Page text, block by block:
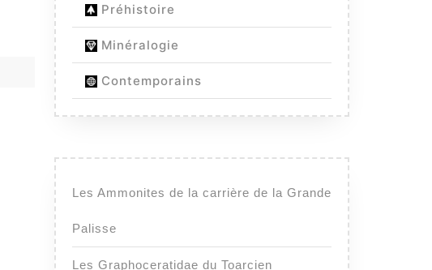
Préhistoire
Minéralogie
Contemporains
Les Ammonites de la carrière de la Grande
Palisse
Les Graphoceratidae du Toarcien